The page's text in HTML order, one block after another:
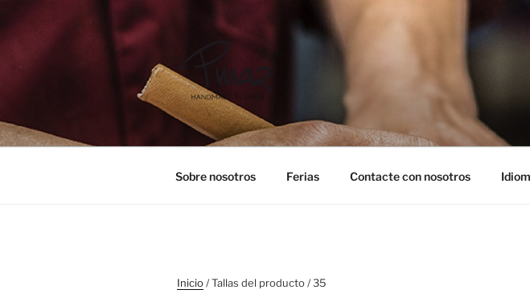
PINAZ
Sobre nosotros Ferias Contacte con nosotros
Inicio/ Tallas del producto / 35